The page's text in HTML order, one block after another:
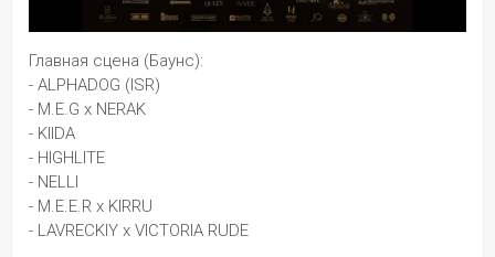
Главная сцена (Баунс):
- ALPHADOG (ISR)
- M.E.G x NERAK
- KIIDA
- HIGHLITE
- NELLI
- M.E.E.R x KIRRU
- LAVRECKIY x VICTORIA RUDE